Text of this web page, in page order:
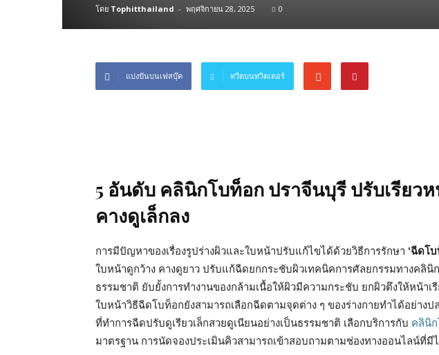
โดย Tophitthailand - พฤศจิกายน 28, 2025 0
แบ่งปันบนเฟสบุ๊ค ทวีตบนทวิตเตอร์
5 อันดับ คลินิกโบท็อก ปราจีนบุรี ปรับเรียว
คางดูเล็กลง
การมีปัญหาของเรื่องรูปร่างผิวและใบหน้าปรับแก้ไขได้ด้วยวิธีการรักษา ‘ฉีดโบ
ใบหน้าดูกว้าง คางดูยาว ปรับแก้ฉีดยกกระชับผิวเทคนิคการศัลยกรรมทางคลินิ
ธรรมชาติ ยับยั้งการทำงานของกล้ามเนื้อให้ผิวมีความกระชับ ยกผิวตึงให้หน้าเ
ใบหน้าวิธีฉีดโบท็อกยังสามารถเลือกฉีดตามจุดต่าง ๆ ของร่างกายทำได้อย่าง
ที่ทำการฉีดปรับดูเรียวเล็กสวยดูเนียนอย่างเป็นธรรมชาติ เลือกบริการกับ คลินิ
มาตรฐาน การนัดจองประเมินคิวสามารถเข้าสอบถามตามช่องทางออนไลน์ที่มี